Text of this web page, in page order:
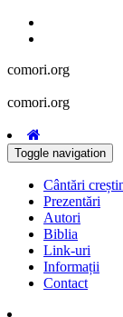
comori.org
comori.org
Toggle navigation
Cântări
Prezentări
Autori
Biblia
Link-uri
Informații
Contact